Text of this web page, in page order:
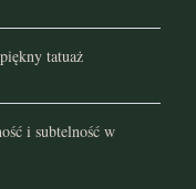
tatuaż
i subtelność w